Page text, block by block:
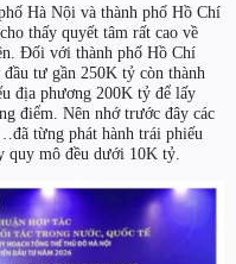
Hà Nội và thành phố Hồ Chí
thấy quyết tâm rất cao về
Đối với thành phố Hồ Chí
tư gần 250K tỷ còn thành
địa phương 200K tỷ để lấy
điểm. Nên nhớ trước đây các
từng phát hành trái phiếu
quy mô đều dưới 10K tỷ.